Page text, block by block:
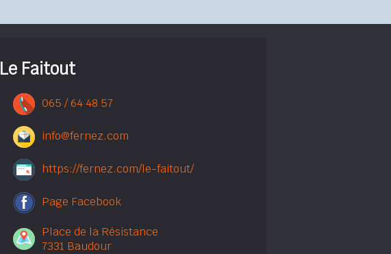
Le Faitout
065 / 64 48 57
info@fernez.com
https://fernez.com/le-faitout/
Page Facebook
Place de la Résistance
7331 Baudour